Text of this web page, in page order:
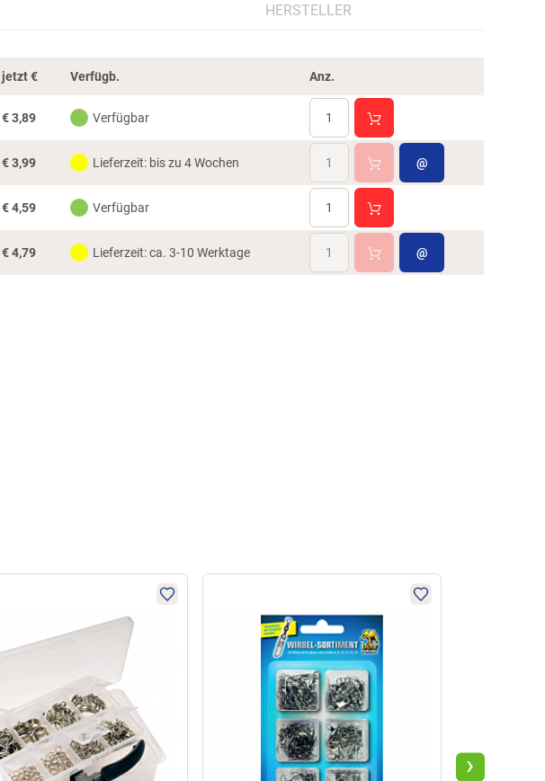
HERSTELLER
jetzt€ Verfügb. Anz.
€3,89 Verfügbar
€3,99 Lieferzeit: bis zu 4 Wochen @
€4,59 Verfügbar
€4,79 Lieferzeit: ca. 3-10 Werktage @
›